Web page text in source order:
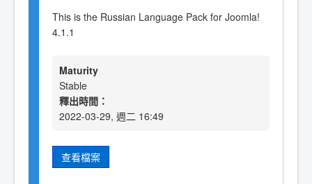
This is the Russian Language Pack for Joomla!
4.1.1
Maturity
Stable
釋出時間：
2022-03-29, 週二 16:49
查看檔案